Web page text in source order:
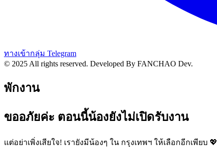
ทางเข้ากลุ่ม Telegram
© 2025 All rights reserved. Developed By FANCHAO Dev.
พักงาน
ขออภัยค่ะ ตอนนี้น้องยังไม่เปิดรับงาน
แต่อย่าเพิ่งเสียใจ! เรายังมีน้องๆ ใน กรุงเทพฯ ให้เลือกอีกเพียบ 💖